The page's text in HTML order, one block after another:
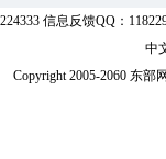
信息反馈QQ：
中
Copyright 2005-2060 东部